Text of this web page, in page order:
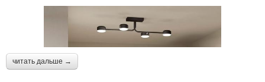
читать дальше →